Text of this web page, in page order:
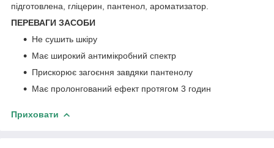
підготовлена, гліцерин, пантенол, ароматизатор.
ПЕРЕВАГИ ЗАСОБИ
Не сушить шкіру
Має широкий антимікробний спектр
Прискорює загоєння завдяки пантенолу
Має пролонгований ефект протягом 3 годин
Приховати